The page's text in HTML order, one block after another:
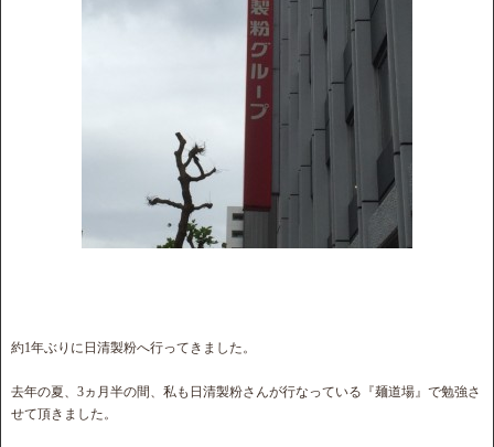
約1年ぶりに日清製粉へ行ってきました。
去年の夏、3ヵ月半の間、私も日清製粉さんが行なっている『麺道場』で勉強さ
せて頂きました。